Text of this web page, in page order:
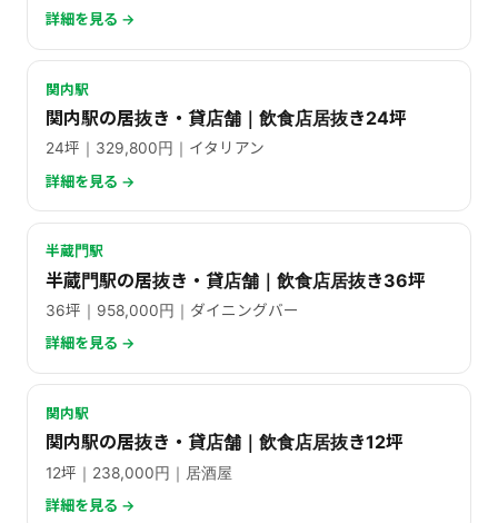
詳細を見る →
関内駅
関内駅の居抜き・貸店舗｜飲食店居抜き24坪
24坪｜329,800円｜イタリアン
詳細を見る →
半蔵門駅
半蔵門駅の居抜き・貸店舗｜飲食店居抜き36坪
36坪｜958,000円｜ダイニングバー
詳細を見る →
関内駅
関内駅の居抜き・貸店舗｜飲食店居抜き12坪
12坪｜238,000円｜居酒屋
詳細を見る →